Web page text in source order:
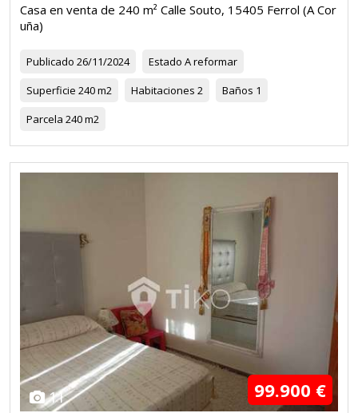
Casa en venta de 240 m² Calle Souto, 15405 Ferrol (A Cor
uña)
Publicado 26/11/2024 Estado A reformar
Superficie 240 m2 Habitaciones 2 Baños 1
Parcela 240 m2
11 99.900 €